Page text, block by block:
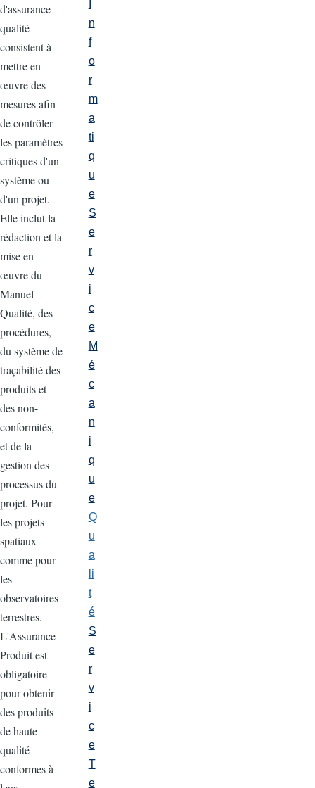
d'assurance
qualité
consistent à
mettre en
œuvre des
mesures afin
de contrôler
les paramètres
critiques d'un
système ou
d'un projet.
Elle inclut la
rédaction et la
mise en
œuvre du
Manuel
Qualité, des
procédures,
du système de
traçabilité des
produits et
des non-
conformités,
et de la
gestion des
processus du
projet. Pour
les projets
spatiaux
comme pour
les
observatoires
terrestres.
L'Assurance
Produit est
obligatoire
pour obtenir
des produits
de haute
qualité
conformes à
n
f
o
r
m
a
ti
q
u
e
S
e
r
v
i
c
e
M
é
c
a
n
i
q
u
e
Q
u
a
li
t
é
S
e
r
v
i
c
e
T
e